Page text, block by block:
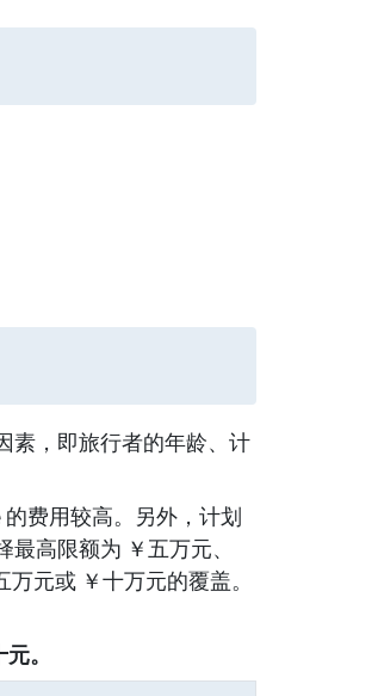
素，即旅行者的年龄、计
费用较高。另外，计划
高限额为 ￥五万元、
元或 ￥十万元的覆盖。
。